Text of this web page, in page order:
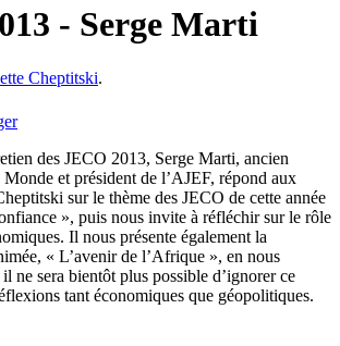
- Serge Marti
Cheptitski.
des JECO 2013, Serge Marti, ancien
et président de l’AJEF, répond aux
sur le thème des JECO de cette année
», puis nous invite à réfléchir sur le rôle
Il nous présente également la
« L’avenir de l’Afrique », en nous
ne sera bientôt plus possible d’ignorer ce
tant économiques que géopolitiques.